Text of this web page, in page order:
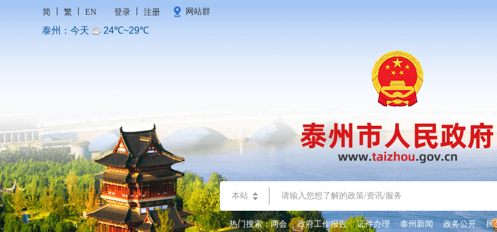
简 繁 EN 登录 注册 网站群
本站
热门搜索：两会 政府工作报告 证件办理 泰州新闻 政务公开 民